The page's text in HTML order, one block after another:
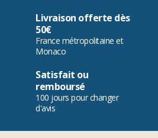
Livraison offerte dès
50€
France métropolitaine et
Monaco
Satisfait ou
remboursé
100 jours pour changer
d'avis